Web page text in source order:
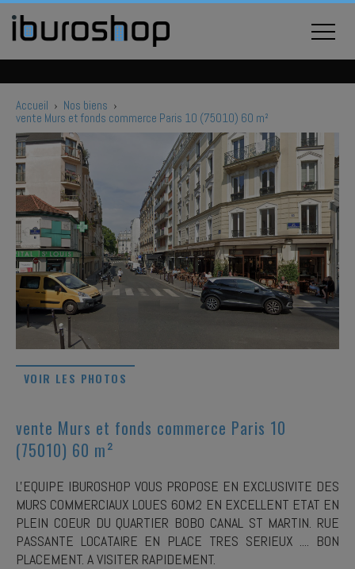
Accueil › Nos biens ›
vente Murs et fonds commerce Paris 10 (75010) 60 m²
VOIR LES PHOTOS
vente Murs et fonds commerce Paris 10
(75010) 60 m²
L'EQUIPE IBUROSHOP VOUS PROPOSE EN EXCLUSIVITE DES
MURS COMMERCIAUX LOUES 60M2 EN EXCELLENT ETAT EN
PLEIN COEUR DU QUARTIER BOBO CANAL ST MARTIN. RUE
PASSANTE LOCATAIRE EN PLACE TRES SERIEUX .... BON
PLACEMENT. A VISITER RAPIDEMENT.